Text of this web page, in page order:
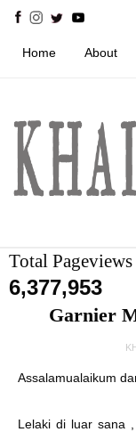
Home About
Total Pageviews
6,377,953
Garnier
Assalamualaikum
Lelaki di luar sana